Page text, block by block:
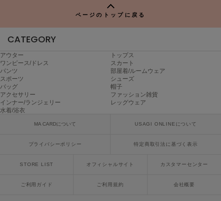
SUPERGA
スペルガ
swanë
スワネ
TAW&TOE
トーアンドトー
ザバーネット
THE NORTH FACE
ページのトップに戻る
CATEGORY
アウター
トップス
ワンピース/ドレス
スカート
パンツ
部屋着/ルームウェア
スポーツ
シューズ
バッグ
帽子
アクセサリー
ファッション雑貨
インナー/ランジェリー
レッグウェア
水着/浴衣
MA CARDについて USAGI ONLINEについて
プライバシーポリシー 特定商取引法に基づく表示
STORE LIST オフィシャルサイト カスタマーセンター
ご利用ガイド ご利用規約 会社概要